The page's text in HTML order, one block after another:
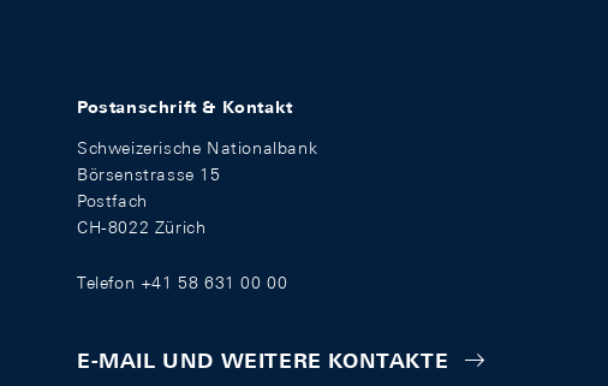
Postanschrift & Kontakt
Schweizerische Nationalbank
Börsenstrasse 15
Postfach
CH-8022 Zürich
Telefon +41 58 631 00 00
E-MAIL UND WEITERE KONTAKTE